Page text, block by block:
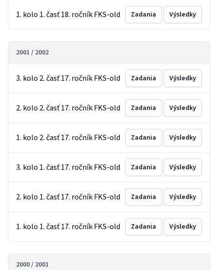
1. kolo 1. časť 18. ročník FKS-old Zadania Výsledky
2001 / 2002
3. kolo 2. časť 17. ročník FKS-old Zadania Výsledky
2. kolo 2. časť 17. ročník FKS-old Zadania Výsledky
1. kolo 2. časť 17. ročník FKS-old Zadania Výsledky
3. kolo 1. časť 17. ročník FKS-old Zadania Výsledky
2. kolo 1. časť 17. ročník FKS-old Zadania Výsledky
1. kolo 1. časť 17. ročník FKS-old Zadania Výsledky
2000 / 2001